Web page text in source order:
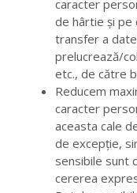
caracter
de hârtie și pe
transfer a
prelucrează/
etc., de către
Reducem
caracter
aceasta cale
de excepție,
sensibile sunt
cererea